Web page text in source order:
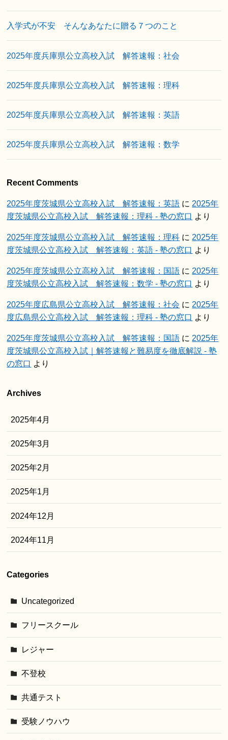
入学式が不安 そんなあなたに贈る７つのこと
2025年度兵庫県公立高校入試 解答速報：社会
2025年度兵庫県公立高校入試 解答速報：理科
2025年度兵庫県公立高校入試 解答速報：英語
2025年度兵庫県公立高校入試 解答速報：数学
Recent Comments
2025年度茨城県公立高校入試 解答速報：英語 に 2025年
度茨城県公立高校入試 解答速報：理科 - 塾の窓口 より
2025年度茨城県公立高校入試 解答速報：理科 に 2025年
度茨城県公立高校入試 解答速報：英語 - 塾の窓口 より
2025年度茨城県公立高校入試 解答速報：国語 に 2025年
度茨城県公立高校入試 解答速報：数学 - 塾の窓口 より
2025年度広島県公立高校入試 解答速報：社会 に 2025年
度広島県公立高校入試 解答速報：理科 - 塾の窓口 より
2025年度茨城県公立高校入試 解答速報：国語 に 2025年
度茨城県公立高校入試｜解答速報と難易度を徹底解説 - 塾
の窓口 より
Archives
2025年4月
2025年3月
2025年2月
2025年1月
2024年12月
2024年11月
Categories
Uncategorized
フリースクール
レジャー
不登校
共通テスト
受験ノウハウ